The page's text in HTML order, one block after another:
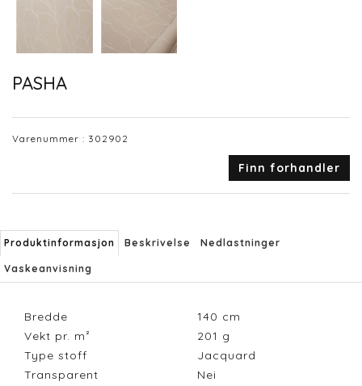
PASHA
Varenummer : 302902
Finn forhandler
Produktinformasjon Beskrivelse Nedlastninger
Vaskeanvisning
Bredde 140 cm
Vekt pr. m²
201 g
Type stoff
Jacquard
Transparent
Nei